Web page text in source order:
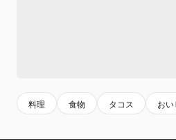
料理 食物 タコス お